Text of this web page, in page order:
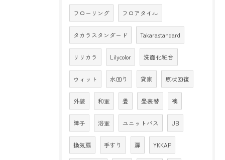
フローリング フロアタイル
タカラスタンダード Takarastandard
リリカラ Lilycolor 洗面化粧台
ウィット 水回り 貸家 原状回復
外装 和室 畳 畳表替 襖
障子 浴室 ユニットバス UB
換気扇 手すり 扉 YKKAP